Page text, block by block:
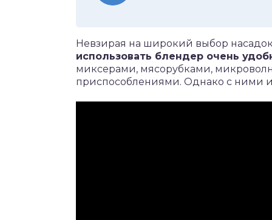
Невзирая на широкий выбор
использовать блендер очень
миксерами, мясорубками,
приспособлениями. Однако с ними